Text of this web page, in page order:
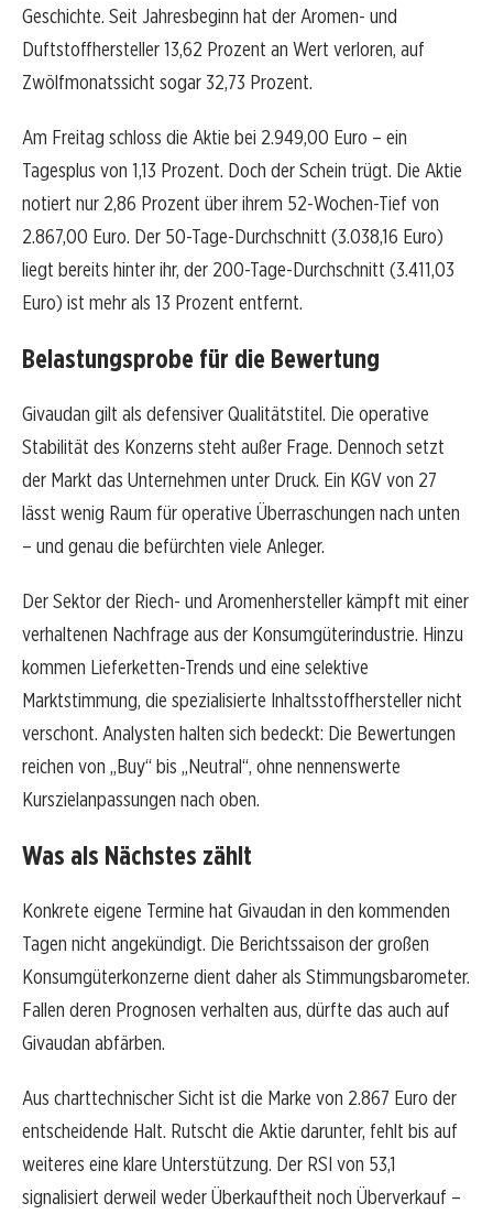
Geschichte. Seit Jahresbeginn hat der Aromen- und
Duftstoffhersteller 13,62 Prozent an Wert verloren, auf
Zwölfmonatssicht sogar 32,73 Prozent.
Am Freitag schloss die Aktie bei 2.949,00 Euro – ein
Tagesplus von 1,13 Prozent. Doch der Schein trügt. Die Aktie
notiert nur 2,86 Prozent über ihrem 52-Wochen-Tief von
2.867,00 Euro. Der 50-Tage-Durchschnitt (3.038,16 Euro)
liegt bereits hinter ihr, der 200-Tage-Durchschnitt (3.411,03
Euro) ist mehr als 13 Prozent entfernt.
Belastungsprobe für die Bewertung
Givaudan gilt als defensiver Qualitätstitel. Die operative
Stabilität des Konzerns steht außer Frage. Dennoch setzt
der Markt das Unternehmen unter Druck. Ein KGV von 27
lässt wenig Raum für operative Überraschungen nach unten
– und genau die befürchten viele Anleger.
Der Sektor der Riech- und Aromenhersteller kämpft mit einer
verhaltenen Nachfrage aus der Konsumgüterindustrie. Hinzu
kommen Lieferketten-Trends und eine selektive
Marktstimmung, die spezialisierte Inhaltsstoffhersteller nicht
verschont. Analysten halten sich bedeckt: Die Bewertungen
reichen von „Buy“ bis „Neutral“, ohne nennenswerte
Kurszielanpassungen nach oben.
Was als Nächstes zählt
Konkrete eigene Termine hat Givaudan in den kommenden
Tagen nicht angekündigt. Die Berichtssaison der großen
Konsumgüterkonzerne dient daher als Stimmungsbarometer.
Fallen deren Prognosen verhalten aus, dürfte das auch auf
Givaudan abfärben.
Aus charttechnischer Sicht ist die Marke von 2.867 Euro der
entscheidende Halt. Rutscht die Aktie darunter, fehlt bis auf
weiteres eine klare Unterstützung. Der RSI von 53,1
signalisiert derweil weder Überkauftheit noch Überverkauf –